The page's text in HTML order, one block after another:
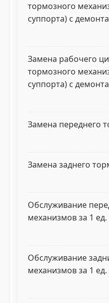
тормозного
суппорта) с
Замена рабочего
тормозного
суппорта) с
Замена переднего
Замена заднего
Обслуживание
механизмов за 1 ед.
Обслуживание
механизмов за 1 ед.